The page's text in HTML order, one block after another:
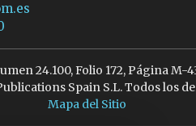
24.100, Folio 172, Página
Spain S.L. Todos los
Mapa del Sitio